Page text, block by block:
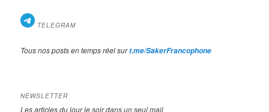
TELEGRAM
Tous nos posts en temps réel surt.me/SakerFrancophone
NEWSLETTER
Les articles du jour le soir dans un seul mail